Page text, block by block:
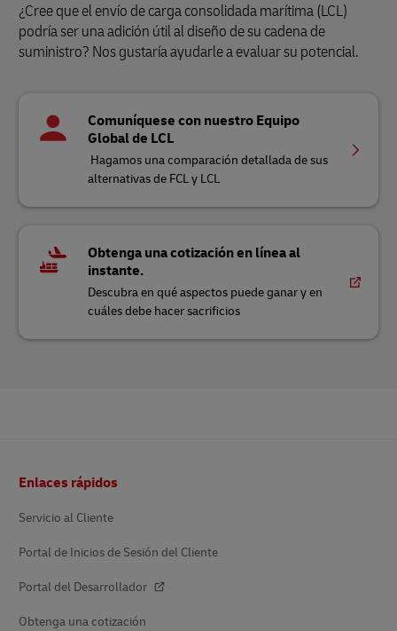
¿Cree que el envío de carga consolidada marítima (LCL)
podría ser una adición útil al diseño de su cadena de
suministro? Nos gustaría ayudarle a evaluar su potencial.
Comuníquese con nuestro Equipo
Global de LCL
Hagamos una comparación detallada de sus
alternativas de FCL y LCL
Obtenga una cotización en línea al
instante.
Descubra en qué aspectos puede ganar y en
cuáles debe hacer sacrificios
de
Enlaces rápidos
Servicio al Cliente
Portal de Inicios de Sesión del Cliente
Portal del Desarrollador
Obtenga una cotización